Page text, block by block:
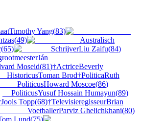
Timothy Yang(83)
(49)
Australisch
(65) SchrijverLiu Zaifu(84)
Ján
Moseid(81)†ActriceBeverly
HistoricusToman Brod†PoliticaRuth
PoliticusHoward Moscoe(86)
PoliticusYusuf Hossain Humayun(89)
Jools Topp(68)†TelevisieregisseurBrian
VoetballerParviz Ghelichkhani(80)
Lund(75)